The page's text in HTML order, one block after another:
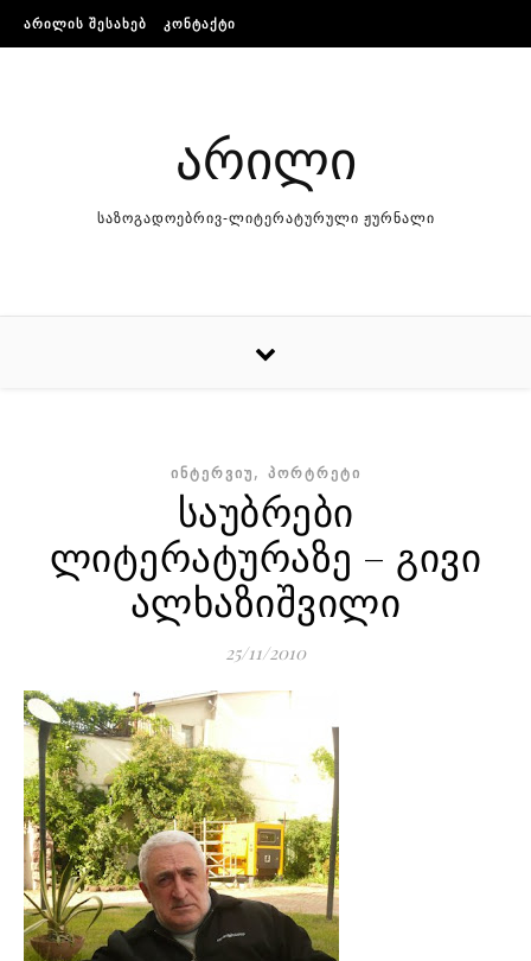
Skip to content
ᲐᲠᲘᲚᲘᲡ ᲨᲔᲡᲐᲮᲔᲑ ᲙᲝᲜᲢᲐᲥᲢᲘ
არილი
საზოგადოებრივ-ლიტერატურული ჟურნალი
ᲘᲜᲢᲔᲠᲕᲘᲣ, ᲞᲝᲠᲢᲠᲔᲢᲘ
საუბრები
ლიტერატურაზე – გივი
ალხაზიშვილი
25/11/2010